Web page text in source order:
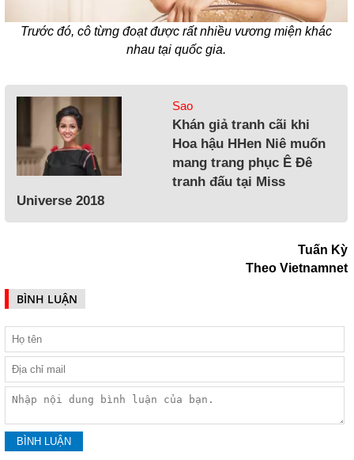
Trước đó, cô từng đoạt được rất nhiều vương miện khác
nhau tại quốc gia.
Sao
Khán giả tranh cãi khi
Hoa hậu HHen Niê muốn
mang trang phục Ê Đê
tranh đấu tại Miss
Universe 2018
Tuấn Kỳ
Theo Vietnamnet
BÌNH LUẬN